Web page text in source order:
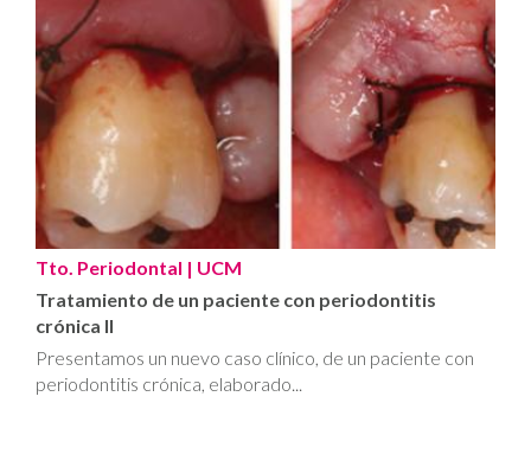
Tto. Periodontal | UCM
Tratamiento de un paciente con periodontitis
crónica II
Presentamos un nuevo caso clínico, de un paciente con
periodontitis crónica, elaborado...